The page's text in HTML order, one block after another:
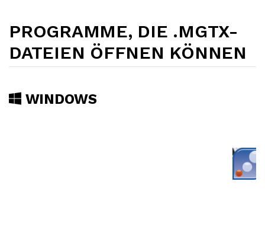
PROGRAMME, DIE .MGTX-
DATEIEN ÖFFNEN KÖNNEN
WINDOWS